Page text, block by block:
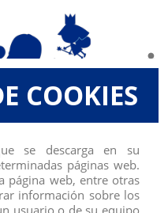
COOKIES
se descarga en su
páginas web.
página web, entre otras
información sobre los
usuario o de su equipo